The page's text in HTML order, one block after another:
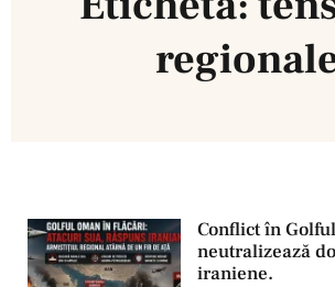
Conflict în
neutralizează
iraniene.